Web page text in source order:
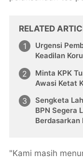
RELATED
Urgensi
Keadilan
Minta KPK
Awasi Ketat
Sengketa
BPN Segera
Berdasarkan
"Kami masih